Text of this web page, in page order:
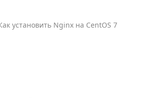
установить Nginx на CentOS 7